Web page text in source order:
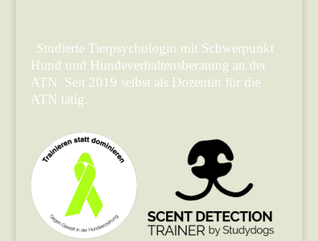
Studierte Tierpsychologin mit Schwerpunkt
Hund und Hundeverhaltensberatung an der
ATN. Seit 2019 selbst als Dozentin für die
ATN tätig.